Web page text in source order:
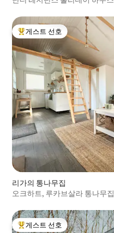
상위 게스트 선호
게스트 선호
리가의 통나무집
오크하트, 루카브살라 통나무집
상위 게스트 선호
게스트 선호